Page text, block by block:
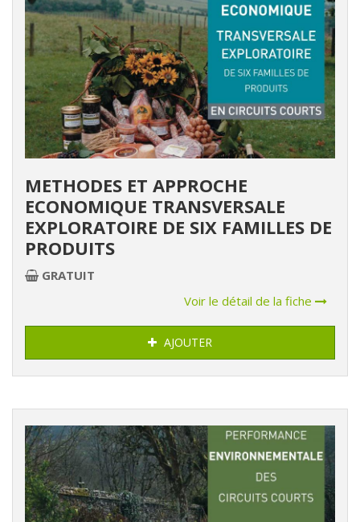
METHODES ET APPROCHE
ECONOMIQUE TRANSVERSALE
EXPLORATOIRE DE SIX FAMILLES DE
PRODUITS
GRATUIT
Voir le détail de la fiche
AJOUTER